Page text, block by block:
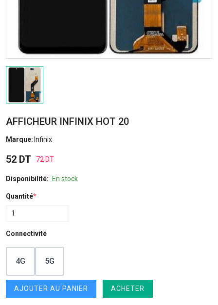
AFFICHEUR INFINIX HOT 20
Marque: Infinix
52 DT 72 DT
Disponibilité: En stock
Quantité*
Connectivité
4G 5G
AJOUTER AU PANIER ACHETER